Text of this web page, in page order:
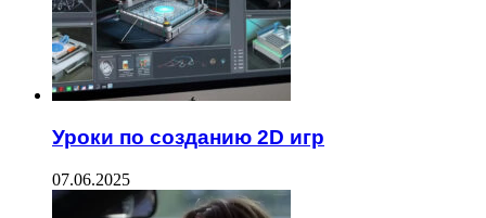
Уроки по созданию 2D игр
07.06.2025